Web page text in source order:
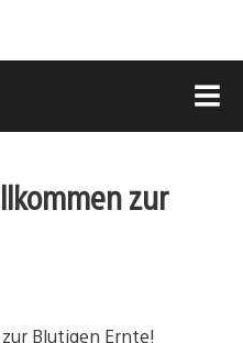
zur